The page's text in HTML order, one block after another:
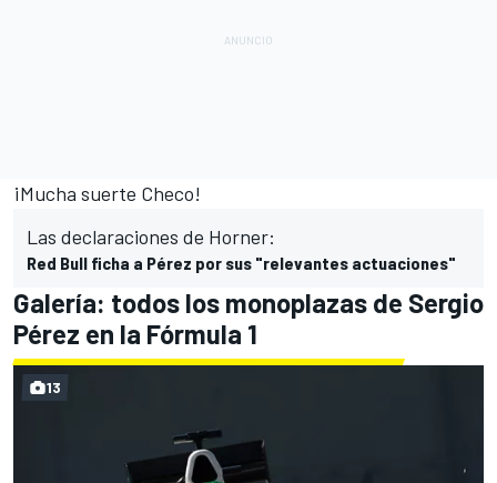
¡Mucha suerte Checo!
Las declaraciones de Horner:
Red Bull ficha a Pérez por sus "relevantes actuaciones"
Galería: todos los monoplazas de Sergio
Pérez en la Fórmula 1
13